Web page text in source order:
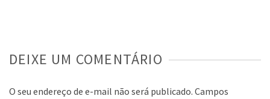
DEIXE UM COMENTÁRIO
O seu endereço de e-mail não será publicado. Campos